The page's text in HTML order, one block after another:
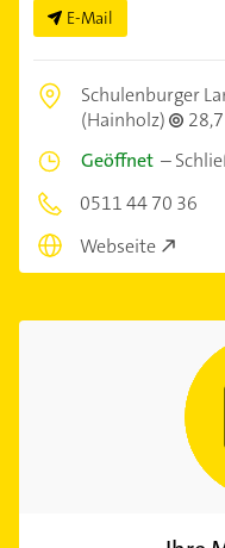
E-Mail
Schulenburger
(Hainholz)
Geöffnet –
0511 44 70 36
Webseite